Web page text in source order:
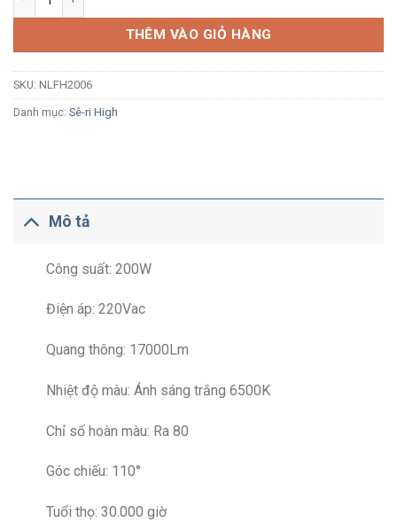
THÊM VÀO GIỎ HÀNG
SKU: NLFH2006
Danh mục: Sê-ri High
Mô tả
Công suất: 200W
Điện áp: 220Vac
Quang thông: 17000Lm
Nhiệt độ màu: Ánh sáng trắng 6500K
Chỉ số hoàn màu: Ra 80
Góc chiếu: 110°
Tuổi thọ: 30.000 giờ